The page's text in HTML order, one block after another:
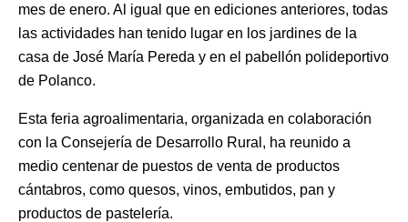
mes de enero. Al igual que en ediciones anteriores, todas
las actividades han tenido lugar en los jardines de la
casa de José María Pereda y en el pabellón polideportivo
de Polanco.
Esta feria agroalimentaria, organizada en colaboración
con la Consejería de Desarrollo Rural, ha reunido a
medio centenar de puestos de venta de productos
cántabros, como quesos, vinos, embutidos, pan y
productos de pastelería.